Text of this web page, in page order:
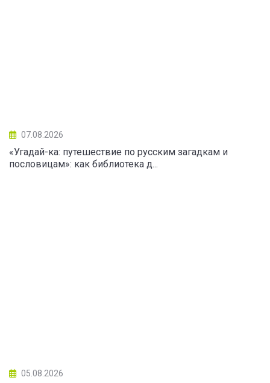
07.08.2026
«Угадай-ка: путешествие по русским загадкам и
пословицам»: как библиотека д...
05.08.2026